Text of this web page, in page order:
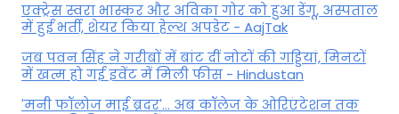
एक्ट्रेस स्वरा भास्कर और अविका गोर को हुआ डेंगू, अस्पताल
में हुईं भर्ती, शेयर किया हेल्थ अपडेट - AajTak
जब पवन सिंह ने गरीबों में बांट दीं नोटों की गड्डियां, मिनटों
में खत्म हो गई इवेंट में मिली फीस - Hindustan
'मनी फॉलोज माई ब्रदर'... अब कॉलेज के ओरिएंटेशन तक